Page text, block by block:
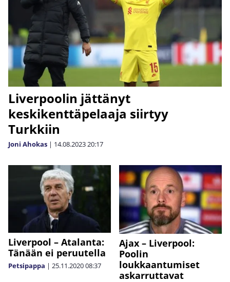
Liverpoolin jättänyt
keskikenttäpelaaja siirtyy
Turkkiin
Joni Ahokas | 14.08.202320:17
Liverpool – Atalanta:
Tänään ei peruutella
Petsipappa | 25.11.202008:37
Ajax – Liverpool:
Poolin
loukkaantumiset
askarruttavat